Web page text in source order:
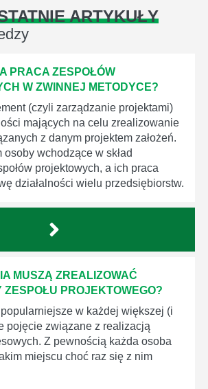
ARTYKUŁY
PRACA ZESPOŁÓW
W ZWINNEJ METODYCE?
(czyli zarządzanie projektami)
mających na celu zrealizowanie
z danym projektem założeń.
wchodzące w skład
projektowych, a ich praca
działalności wielu przedsiębiorstw.
MUSZĄ ZREALIZOWAĆ
ZESPOŁU PROJEKTOWEGO?
w każdej większej (i
pojęcie związane z realizacją
Z pewnością każda osoba
miejscu choć raz się z nim